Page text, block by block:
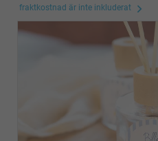
fraktkostnad är inte inkluderat